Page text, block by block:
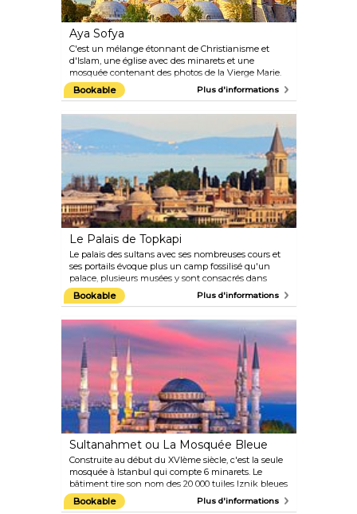
Aya Sofya
C'est un mélange étonnant de Christianisme et
d'Islam, une église avec des minarets et une
mosquée contenant des photos de la Vierge Marie.
C'est l'une des merveilles du monde architectural
qui ne fut dépassée qu'un millier d'années plus tard
Bookable Plus d'informations
Le Palais de Topkapi
Le palais des sultans avec ses nombreuses cours et
ses portails évoque plus un camp fossilisé qu'un
palace, plusieurs musées y sont consacrés dans
cette zone. Cependant, certaines zones du palais ne
sont pas comprises dans le prix du ticket, comme la
et le Diamant du fabricant de cuillères (les objets les
plus rares de la collection), ou le harem où vivaient
la femme et les enfants du Sultan.
Bookable Plus d'informations
Sultanahmet ou La Mosquée Bleue
Construite au début du XVIème siècle, c'est la seule
mosquée à Istanbul qui compte 6 minarets. Le
bâtiment tire son nom des 20 000 tuiles Iznik bleues
utilisées pour sa construction.
Bookable Plus d'informations